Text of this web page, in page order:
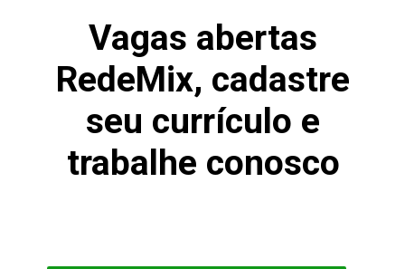
Vagas abertas
RedeMix, cadastre
seu currículo e
trabalhe conosco